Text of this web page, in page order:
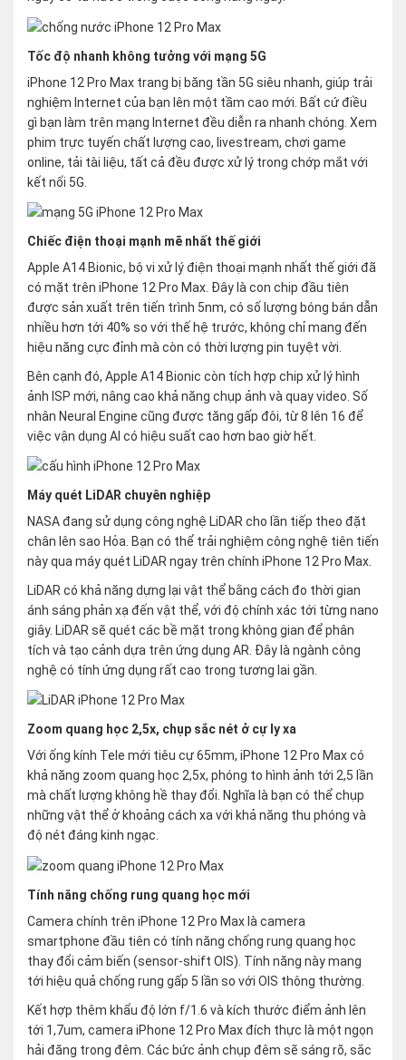
Tốc độ nhanh không tưởng với mạng 5G
iPhone 12 Pro Max trang bị băng tần 5G siêu nhanh, giúp trải
nghiệm Internet của bạn lên một tầm cao mới. Bất cứ điều
gì bạn làm trên mạng Internet đều diễn ra nhanh chóng. Xem
phim trực tuyến chất lượng cao, livestream, chơi game
online, tải tài liệu, tất cả đều được xử lý trong chớp mắt với
kết nối 5G.
Chiếc điện thoại mạnh mẽ nhất thế giới
Apple A14 Bionic, bộ vi xử lý điện thoại mạnh nhất thế giới đã
có mặt trên iPhone 12 Pro Max. Đây là con chip đầu tiên
được sản xuất trên tiến trình 5nm, có số lượng bóng bán dẫn
nhiều hơn tới 40% so với thế hệ trước, không chỉ mang đến
hiệu năng cực đỉnh mà còn có thời lượng pin tuyệt vời.
Bên cạnh đó, Apple A14 Bionic còn tích hợp chip xử lý hình
ảnh ISP mới, nâng cao khả năng chụp ảnh và quay video. Số
nhân Neural Engine cũng được tăng gấp đôi, từ 8 lên 16 để
việc vận dụng AI có hiệu suất cao hơn bao giờ hết.
Máy quét LiDAR chuyên nghiệp
NASA đang sử dụng công nghệ LiDAR cho lần tiếp theo đặt
chân lên sao Hỏa. Bạn có thể trải nghiệm công nghệ tiên tiến
này qua máy quét LiDAR ngay trên chính iPhone 12 Pro Max.
LiDAR có khả năng dựng lại vật thể bằng cách đo thời gian
ánh sáng phản xạ đến vật thể, với độ chính xác tới từng nano
giây. LiDAR sẽ quét các bề mặt trong không gian để phân
tích và tạo cảnh dựa trên ứng dụng AR. Đây là ngành công
nghệ có tính ứng dụng rất cao trong tương lai gần.
Zoom quang học 2,5x, chụp sắc nét ở cự ly xa
Với ống kính Tele mới tiêu cự 65mm, iPhone 12 Pro Max có
khả năng zoom quang học 2,5x, phóng to hình ảnh tới 2,5 lần
mà chất lượng không hề thay đổi. Nghĩa là bạn có thể chụp
những vật thể ở khoảng cách xa với khả năng thu phóng và
độ nét đáng kinh ngạc.
Tính năng chống rung quang học mới
Camera chính trên iPhone 12 Pro Max là camera
smartphone đầu tiên có tính năng chống rung quang học
thay đổi cảm biến (sensor-shift OIS). Tính năng này mang
tới hiệu quả chống rung gấp 5 lần so với OIS thông thường.
Kết hợp thêm khẩu độ lớn f/1.6 và kích thước điểm ảnh lên
tới 1,7um, camera iPhone 12 Pro Max đích thực là một ngọn
hải đăng trong đêm. Các bức ảnh chụp đêm sẽ sáng rõ, sắc